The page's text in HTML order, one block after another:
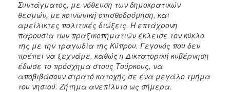
Συντάγματος, με νόθευση των δημοκρατικών
θεσμών, με κοινωνική οπισθοδρόμηση, και
αμείλικτες πολιτικές διώξεις. Η επτάχρονη
παρουσία των πραξικοπηματιών έκλεισε τον κύκλο
της με την τραγωδία της Κύπρου. Γεγονός που δεν
πρέπει να ξεχνάμε, καθώς η Δικτατορική κυβέρνηση
έδωσε το πρόσχημα στους Τούρκους, να
αποβιβάσουν στρατό κατοχής σε ένα μεγάλο τμήμα
του νησιού. Ζήτημα ανεπίλυτο ως σήμερα.